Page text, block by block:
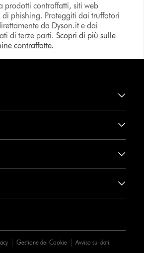
prodotti contraffatti, siti web
phishing. Proteggiti dai truffatori
da Dyson.it e dai
di terze parti. Scopri di più sulle
contraffatte.
Gestione dei Cookie Avviso sui dati